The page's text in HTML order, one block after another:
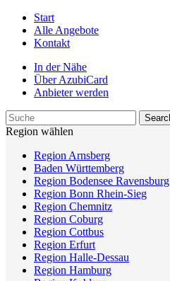
Start
Alle Angebote
Kontakt
In der Nähe
Über AzubiCard
Anbieter werden
Region wählen
Region Arnsberg
Baden Württemberg
Region Bodensee Ravensburg
Region Bonn Rhein-Sieg
Region Chemnitz
Region Coburg
Region Cottbus
Region Erfurt
Region Halle-Dessau
Region Hamburg